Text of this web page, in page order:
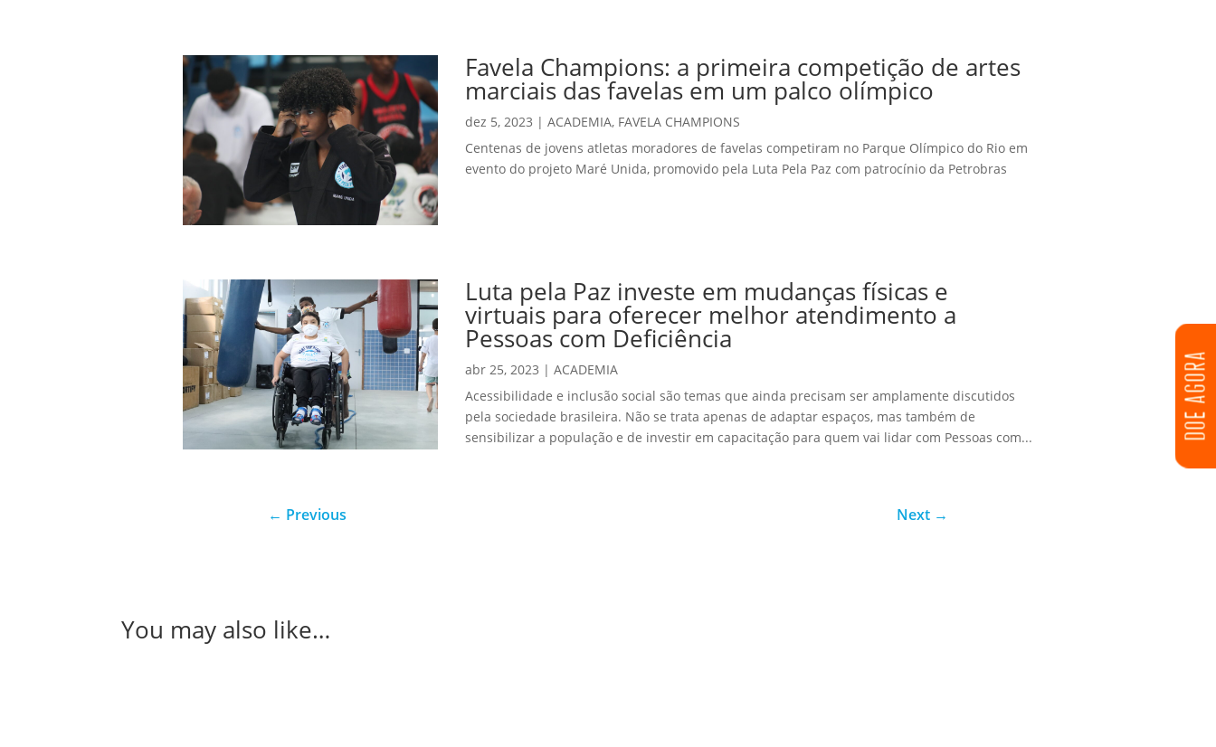
DOE AGORA
Favela Champions: a primeira competição de artes
marciais das favelas em um palco olímpico
dez 5, 2023 | ACADEMIA, FAVELA CHAMPIONS
Centenas de jovens atletas moradores de favelas competiram no Parque Olímpico do Rio em
evento do projeto Maré Unida, promovido pela Luta Pela Paz com patrocínio da Petrobras
Luta pela Paz investe em mudanças físicas e
virtuais para oferecer melhor atendimento a
Pessoas com Deficiência
abr 25, 2023 | ACADEMIA
Acessibilidade e inclusão social são temas que ainda precisam ser amplamente discutidos
pela sociedade brasileira. Não se trata apenas de adaptar espaços, mas também de
sensibilizar a população e de investir em capacitação para quem vai lidar com Pessoas com...
← Previous Next →
You may also like…